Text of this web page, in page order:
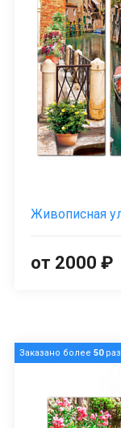
Живописная
от 2000 ₽
Заказано более 50раз